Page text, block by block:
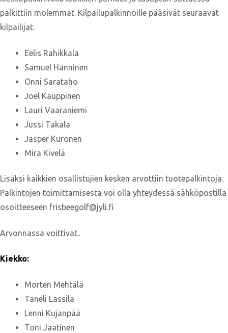
palkittiin molemmat. Kilpailupalkinnoille pääsivät seuraavat
kilpailijat.
Eelis Rahikkala
Samuel Hänninen
Onni Sarataho
Joel Kauppinen
Lauri Vaaraniemi
Jussi Takala
Jasper Kuronen
Mira Kivelä
Lisäksi kaikkien osallistujien kesken arvottiin tuotepalkintoja.
Palkintojen toimittamisesta voi olla yhteydessä sähköpostilla
osoitteeseen frisbeegolf@jyli.fi
Arvonnassa voittivat..
Kiekko:
Morten Mehtälä
Taneli Lassila
Lenni Kujanpää
Toni Jaatinen